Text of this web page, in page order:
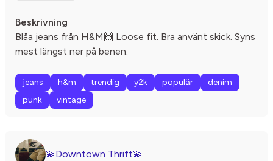
Beskrivning
Blåa jeans från H&M🙌 Loose fit. Bra använt skick. Syns
mest längst ner på benen.
jeans h&m trendig y2k populär
denim
punk
vintage
💫Downtown Thrift💫